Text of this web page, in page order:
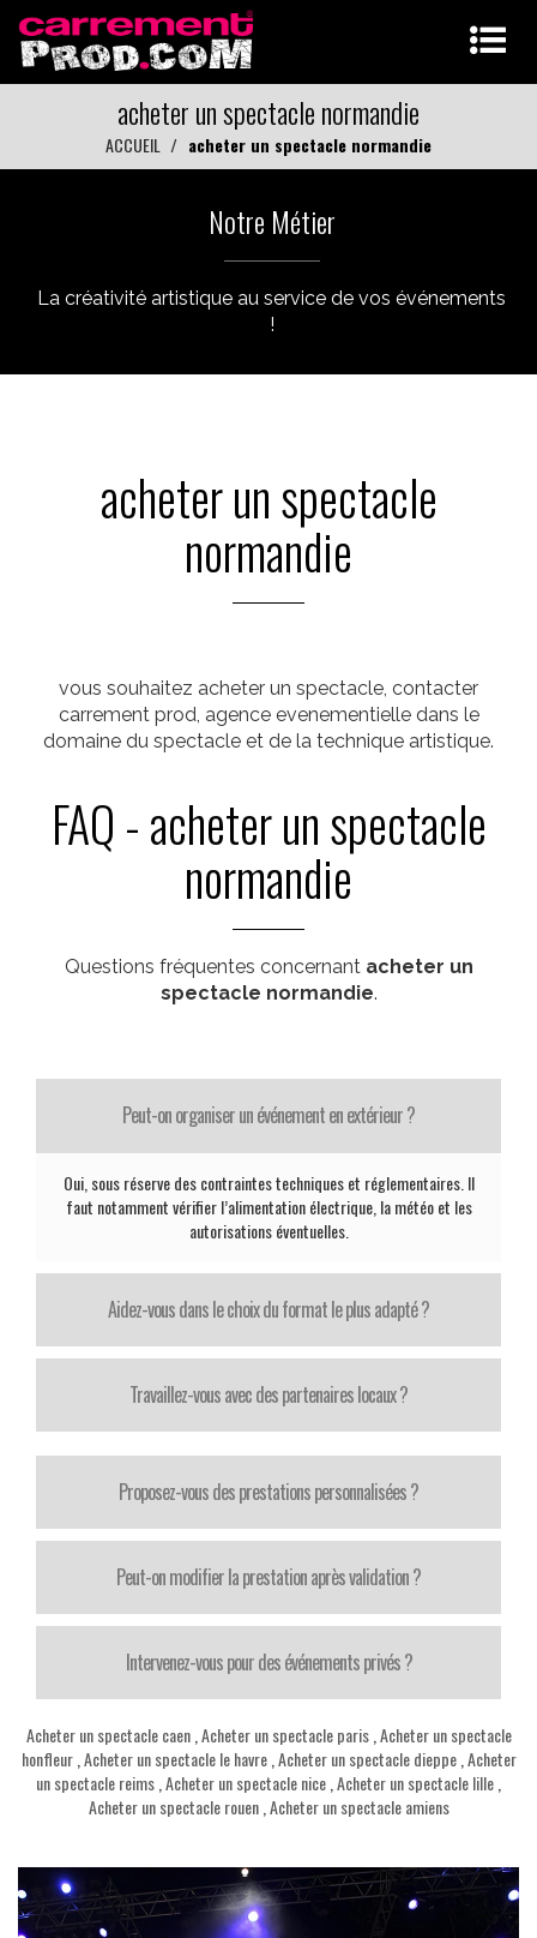
acheter un spectacle normandie
ACCUEIL acheter un spectacle normandie
Notre Métier
La créativité artistique au service de vos événements
!
acheter un spectacle
normandie
vous souhaitez acheter un spectacle, contacter
carrement prod, agence evenementielle dans le
domaine du spectacle et de la technique artistique.
FAQ - acheter un spectacle
normandie
Questions fréquentes concernant acheter un
spectacle normandie.
Peut-on organiser un événement en extérieur ?
Oui, sous réserve des contraintes techniques et réglementaires. Il
faut notamment vérifier l’alimentation électrique, la météo et les
autorisations éventuelles.
Aidez-vous dans le choix du format le plus adapté ?
Travaillez-vous avec des partenaires locaux ?
Proposez-vous des prestations personnalisées ?
Peut-on modifier la prestation après validation ?
Intervenez-vous pour des événements privés ?
Acheter un spectacle caen, Acheter un spectacle paris, Acheter un spectacle
honfleur, Acheter un spectacle le havre, Acheter un spectacle dieppe, Acheter
un spectacle reims Acheter un spectacle nice Acheter un spectacle lille
Acheter un spectacle rouen, Acheter un spectacle amiens